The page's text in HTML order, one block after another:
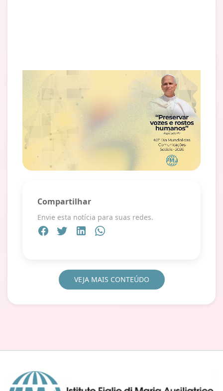
Compartilhar
Envie esta notícia para suas redes.
VEJA MAIS CONTEÚDO